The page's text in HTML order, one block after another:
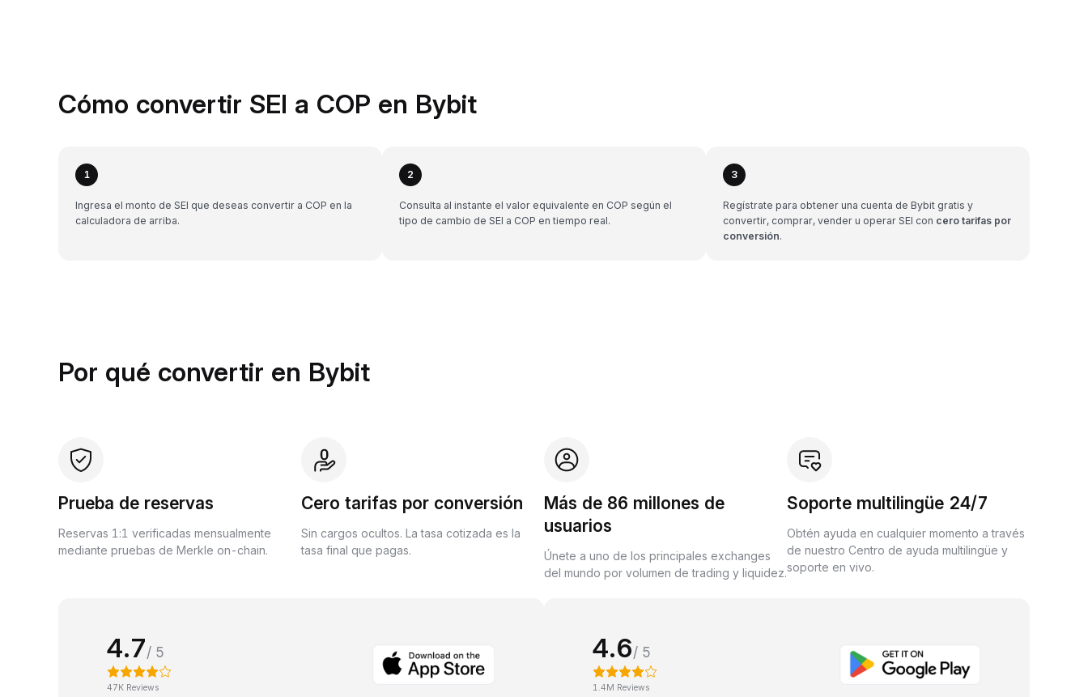
Cómo convertir SEI a COP en Bybit
1
Ingresa el monto de SEI que deseas convertir a COP en la
calculadora de arriba.
2
Consulta al instante el valor equivalente en COP según el
tipo de cambio de SEI a COP en tiempo real.
3
Regístrate para obtener una cuenta de Bybit gratis y
convertir, comprar, vender u operar SEI con cero tarifas por
conversión.
Por qué convertir en Bybit
Prueba de reservas
Reservas 1:1 verificadas mensualmente
mediante pruebas de Merkle on-chain.
Cero tarifas por conversión
Sin cargos ocultos. La tasa cotizada es la
tasa final que pagas.
Más de 86 millones de
usuarios
Únete a uno de los principales exchanges
del mundo por volumen de trading y liquidez.
Soporte multilingüe 24/7
Obtén ayuda en cualquier momento a través
de nuestro Centro de ayuda multilingüe y
soporte en vivo.
4.7/ 5
47K Reviews
4.6/ 5
1.4M Reviews